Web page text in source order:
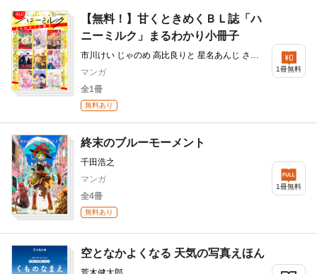
【無料！】甘くときめくＢＬ誌「ハ
ニーミルク」まるわかり小冊子
市川けい じゃのめ 高比良りと 星名あんじ さね
もり束 占地 絵津鼓 ぴい 高岡ミズミ 綺戸彩乃 一
マンガ
全1冊
無料あり
1冊無料
終末のブルーモーメント
千田浩之
マンガ
全4冊
無料あり
1冊無料
空となかよくなる 天気の写真えほん